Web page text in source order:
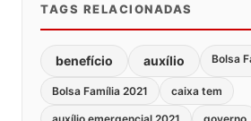
TAGS RELACIONADAS
benefício auxílio Bolsa
Bolsa Família 2021 caixa tem